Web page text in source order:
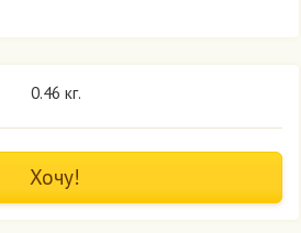
0.46 кг.
Хочу!